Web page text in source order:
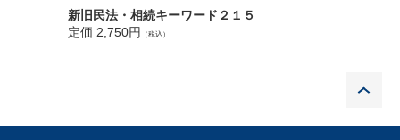
Q15 数次相続2:数次相続による一括の登記申請書の記載例 （い
わゆる中間省略の登記の基本形)
Q18 数次相続5:数次相続 （家督相続を含む。) による一括の登記
新旧民法・相続キーワード２１５
定価 2,750円
（税込）